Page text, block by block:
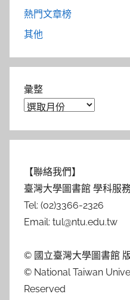
熱門文章榜
其他
彙整
【聯絡我們】
臺灣大學圖書館 學科服
Tel: (02)3366-2326
Email: tul@ntu.edu.tw
© 國立臺灣大學圖書館
© National Taiwan
Reserved